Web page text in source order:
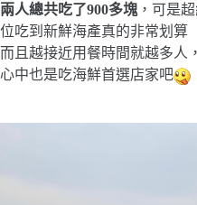
兩人總共吃了900多塊 ，可是
位吃到新鮮海產真的非常划算
而且越接近用餐時間就越多人
心中也是吃海鮮首選店家吧